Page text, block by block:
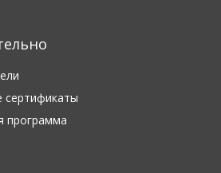
сертификаты
программа